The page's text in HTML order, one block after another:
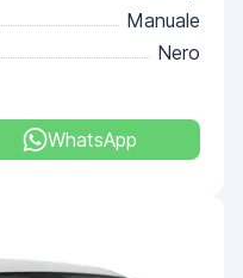
Manuale
Nero
WhatsApp